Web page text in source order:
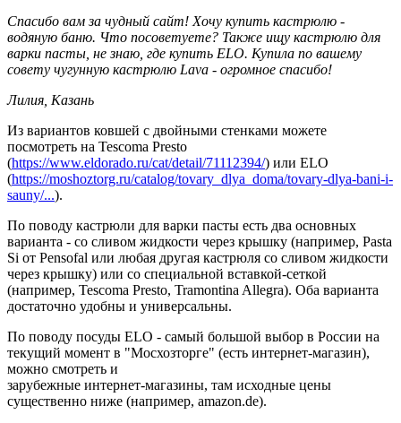
Спасибо вам за чудный сайт! Хочу купить кастрюлю -
водяную баню. Что посоветуете? Также ищу кастрюлю для
варки пасты, не знаю, где купить ELO. Купила по вашему
совету чугунную кастрюлю Lava - огромное спасибо!
Лилия, Казань
Из вариантов ковшей с двойными стенками можете
посмотреть на Tescoma Presto
(https://www.eldorado.ru/cat/detail/71112394/) или ELO
(https://moshoztorg.ru/catalog/tovary_dlya_doma/tovary-dlya-bani-i-
sauny/...).
По поводу кастрюли для варки пасты есть два основных
варианта - со сливом жидкости через крышку (например, Pasta
Si от Pensofal или любая другая кастрюля со сливом жидкости
через крышку) или со специальной вставкой-сеткой
(например, Tescoma Presto, Tramontina Allegra). Оба варианта
достаточно удобны и универсальны.
По поводу посуды ELO - самый большой выбор в России на
текущий момент в "Мосхозторге" (есть интернет-магазин),
можно смотреть и
зарубежные интернет-магазины, там исходные цены
существенно ниже (например, amazon.de).